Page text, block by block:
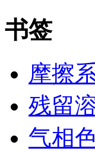
书签
摩擦
残留
气相